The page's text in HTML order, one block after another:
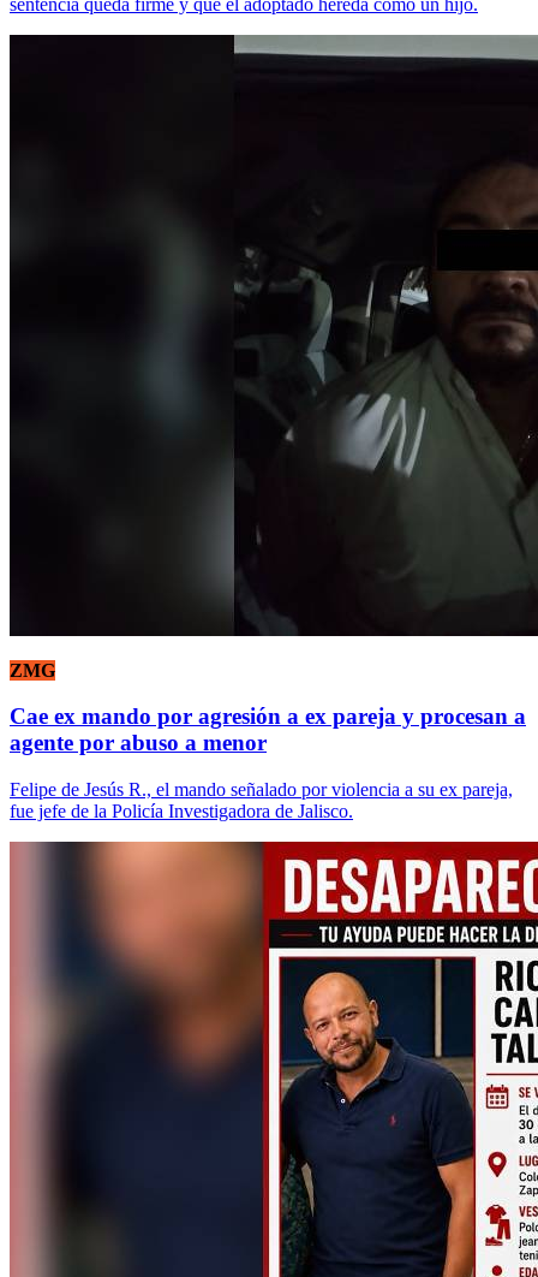
ZMG
Cae ex mando por agresión a ex pareja y procesan a
agente por abuso a menor
Felipe de Jesús R., el mando señalado por violencia a su ex pareja,
fue jefe de la Policía Investigadora de Jalisco.